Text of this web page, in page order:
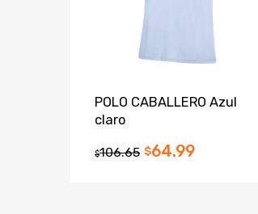
POLO CABALLERO Azul
claro
$106.65 $64.99